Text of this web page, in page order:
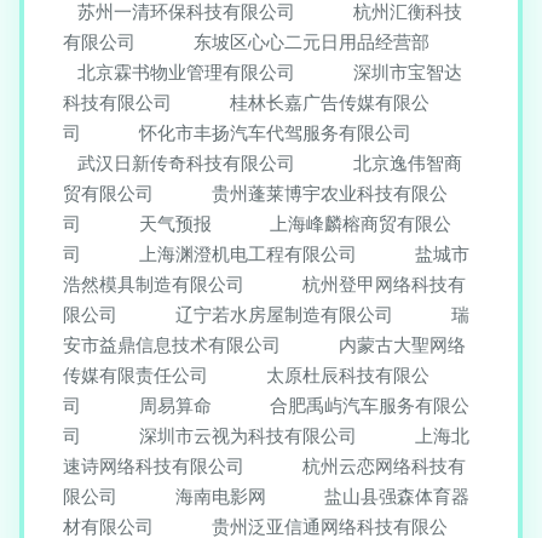
苏州一清环保科技有限公司
杭州汇衡科技
有限公司
东坡区心心二元日用品经营部
北京霖书物业管理有限公司
深圳市宝智达
科技有限公司
桂林长嘉广告传媒有限公
司
怀化市丰扬汽车代驾服务有限公司
武汉日新传奇科技有限公司
北京逸伟智商
贸有限公司
贵州蓬莱博宇农业科技有限公
司
天气预报
上海峰麟榕商贸有限公
司
上海渊澄机电工程有限公司
盐城市
浩然模具制造有限公司
杭州登甲网络科技有
限公司
辽宁若水房屋制造有限公司
瑞
安市益鼎信息技术有限公司
内蒙古大聖网络
传媒有限责任公司
太原杜辰科技有限公
司
周易算命
合肥禹屿汽车服务有限公
司
深圳市云视为科技有限公司
上海北
速诗网络科技有限公司
杭州云恋网络科技有
限公司
海南电影网
盐山县强森体育器
材有限公司
贵州泛亚信通网络科技有限公